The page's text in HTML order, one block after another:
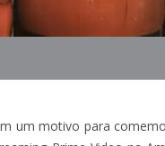
um motivo para